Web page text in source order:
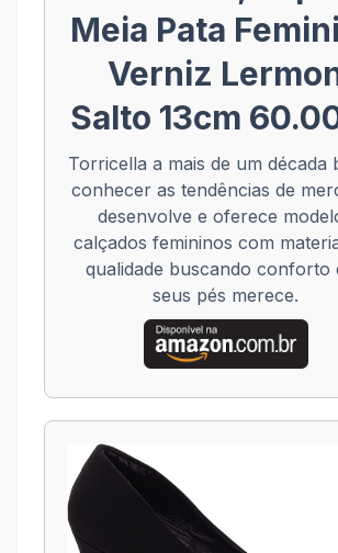
Meia Pata
Verniz
Salto 13cm
Torricella a mais de um década
conhecer as tendências de
desenvolve e oferece
calçados femininos com
qualidade buscando conforto
seus pés merece.